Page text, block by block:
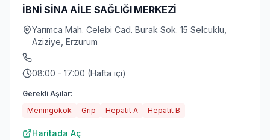
İBNİ SİNA AİLE SAĞLIĞI MERKEZİ
Yarımca Mah. Celebi Cad. Burak Sok. 15 Selcuklu,
Aziziye, Erzurum
08:00 - 17:00 (Hafta içi)
Gerekli Aşılar:
Meningokok
Grip Hepatit A Hepatit B
Haritada Aç